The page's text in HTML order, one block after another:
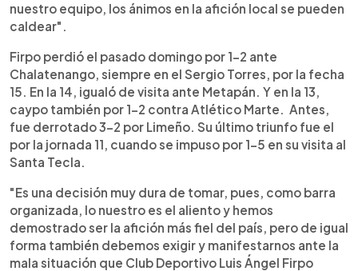
nuestro equipo, los ánimos en la afición local se pueden
caldear".
Firpo perdió el pasado domingo por 1-2 ante
Chalatenango, siempre en el Sergio Torres, por la fecha
15. En la 14, igualó de visita ante Metapán. Y en la 13,
caypo también por 1-2 contra Atlético Marte. Antes,
fue derrotado 3-2 por Limeño. Su último triunfo fue el
por la jornada 11, cuando se impuso por 1-5 en su visita al
Santa Tecla.
"Es una decisión muy dura de tomar, pues, como barra
organizada, lo nuestro es el aliento y hemos
demostrado ser la afición más fiel del país, pero de igual
forma también debemos exigir y manifestarnos ante la
mala situación que Club Deportivo Luis Ángel Firpo